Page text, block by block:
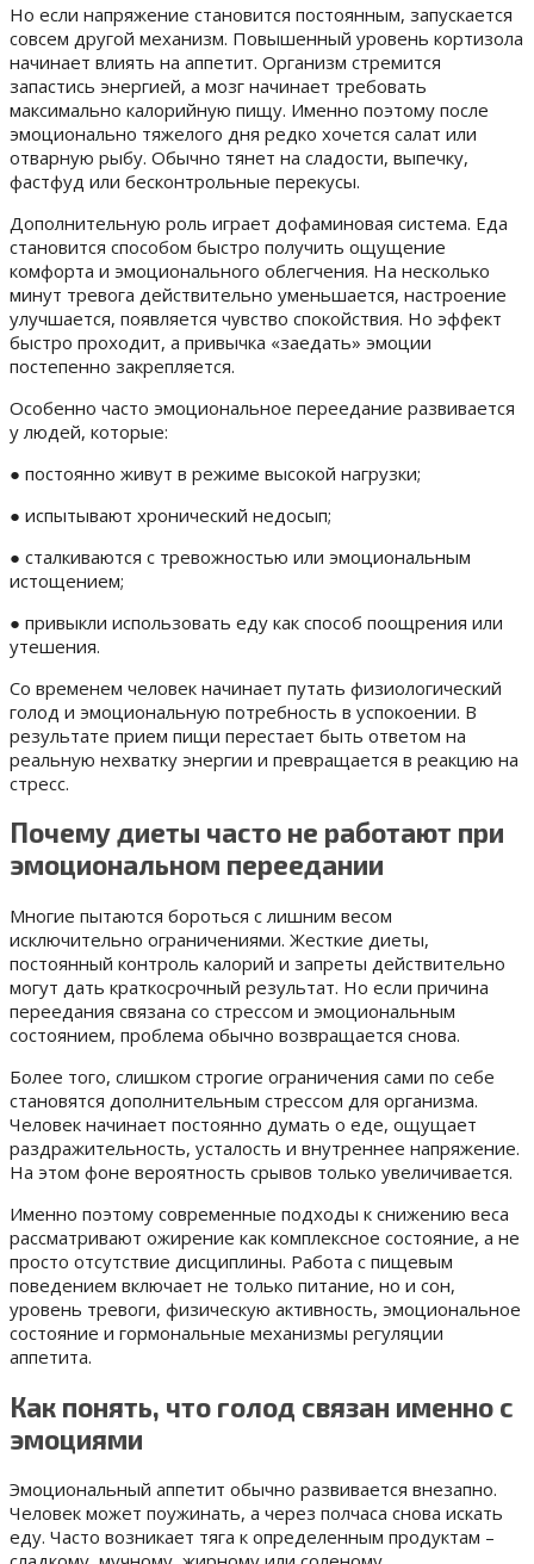
Но если напряжение становится постоянным, запускается
совсем другой механизм. Повышенный уровень кортизола
начинает влиять на аппетит. Организм стремится
запастись энергией, а мозг начинает требовать
максимально калорийную пищу. Именно поэтому после
эмоционально тяжелого дня редко хочется салат или
отварную рыбу. Обычно тянет на сладости, выпечку,
фастфуд или бесконтрольные перекусы.
Дополнительную роль играет дофаминовая система. Еда
становится способом быстро получить ощущение
комфорта и эмоционального облегчения. На несколько
минут тревога действительно уменьшается, настроение
улучшается, появляется чувство спокойствия. Но эффект
быстро проходит, а привычка «заедать» эмоции
постепенно закрепляется.
Особенно часто эмоциональное переедание развивается
у людей, которые:
● постоянно живут в режиме высокой нагрузки;
● испытывают хронический недосып;
● сталкиваются с тревожностью или эмоциональным
истощением;
● привыкли использовать еду как способ поощрения или
утешения.
Со временем человек начинает путать физиологический
голод и эмоциональную потребность в успокоении. В
результате прием пищи перестает быть ответом на
реальную нехватку энергии и превращается в реакцию на
стресс.
Почему диеты часто не работают при
эмоциональном переедании
Многие пытаются бороться с лишним весом
исключительно ограничениями. Жесткие диеты,
постоянный контроль калорий и запреты действительно
могут дать краткосрочный результат. Но если причина
переедания связана со стрессом и эмоциональным
состоянием, проблема обычно возвращается снова.
Более того, слишком строгие ограничения сами по себе
становятся дополнительным стрессом для организма.
Человек начинает постоянно думать о еде, ощущает
раздражительность, усталость и внутреннее напряжение.
На этом фоне вероятность срывов только увеличивается.
Именно поэтому современные подходы к снижению веса
рассматривают ожирение как комплексное состояние, а не
просто отсутствие дисциплины. Работа с пищевым
поведением включает не только питание, но и сон,
уровень тревоги, физическую активность, эмоциональное
состояние и гормональные механизмы регуляции
аппетита.
Как понять, что голод связан именно с
эмоциями
Эмоциональный аппетит обычно развивается внезапно.
Человек может поужинать, а через полчаса снова искать
еду. Часто возникает тяга к определенным продуктам –